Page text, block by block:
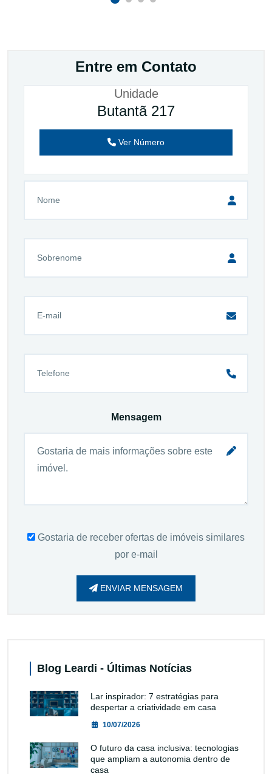
Entre em Contato
Unidade
Butantã 217
Ver Número
Mensagem
Gostaria de receber ofertas de imóveis similares
por e-mail
ENVIAR MENSAGEM
Blog Leardi - Últimas Notícias
Lar inspirador: 7 estratégias para
despertar a criatividade em casa
10/07/2026
O futuro da casa inclusiva: tecnologias
que ampliam a autonomia dentro de
casa